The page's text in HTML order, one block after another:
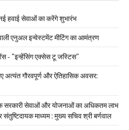
नई हवाई सेवाओं का करेंगे शुभारंभ
एनुअल इन्वेस्टमेंट मीटिंग का आमंत्रण
- "इन्हेंसिंग एक्सेस टू जस्टिस"
गौरवपूर्ण और ऐतिहासिक अवसर:
सरकारी सेवाओं और योजनाओं का अधिकतम लाभ
संतुष्टिदायक माध्यम : मुख्य सचिव श्री बर्णवाल